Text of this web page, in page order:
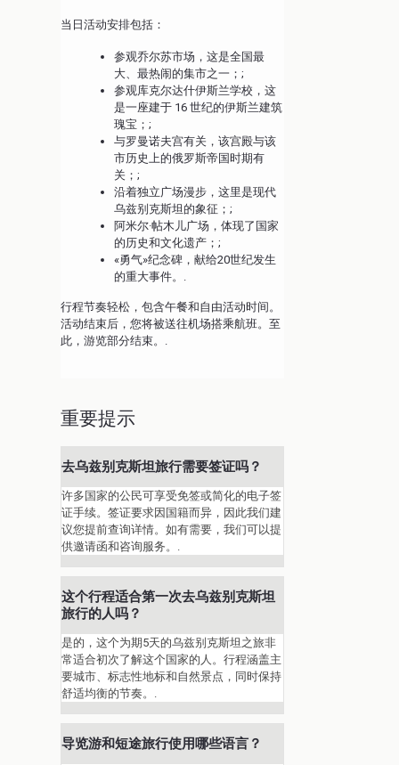
当日活动安排包括：
参观乔尔苏市场，这是全国最
大、最热闹的集市之一；;
参观库克尔达什伊斯兰学校，这
是一座建于 16 世纪的伊斯兰建筑
瑰宝；;
与罗曼诺夫宫有关，该宫殿与该
市历史上的俄罗斯帝国时期有
关；;
沿着独立广场漫步，这里是现代
乌兹别克斯坦的象征；;
阿米尔·帖木儿广场，体现了国家
的历史和文化遗产；;
«勇气»纪念碑，献给20世纪发生
的重大事件。.
行程节奏轻松，包含午餐和自由活动时间。
活动结束后，您将被送往机场搭乘航班。至
此，游览部分结束。.
重要提示
去乌兹别克斯坦旅行需要签证吗？
许多国家的公民可享受免签或简化的电子签
证手续。签证要求因国籍而异，因此我们建
议您提前查询详情。如有需要，我们可以提
供邀请函和咨询服务。.
这个行程适合第一次去乌兹别克斯坦
旅行的人吗？
是的，这个为期5天的乌兹别克斯坦之旅非
常适合初次了解这个国家的人。行程涵盖主
要城市、标志性地标和自然景点，同时保持
舒适均衡的节奏。.
导览游和短途旅行使用哪些语言？